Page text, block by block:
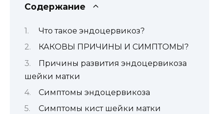
Содержание
Что такое эндоцервикоз?
КАКОВЫ ПРИЧИНЫ И СИМПТОМЫ?
Причины развития эндоцервикоза
шейки матки
Симптомы эндоцервикоза
Симптомы кист шейки матки